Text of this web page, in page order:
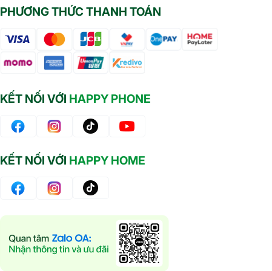
PHƯƠNG THỨC THANH TOÁN
KẾT NỐI VỚI HAPPY PHONE
KẾT NỐI VỚI HAPPY HOME